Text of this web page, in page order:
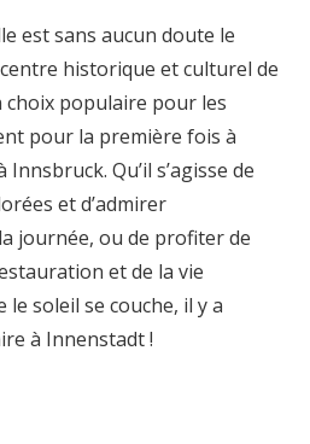
est sans aucun doute le
historique et culturel de
choix populaire pour les
pour la première fois à
Qu’il s’agisse de
et d’admirer
journée, ou de profiter de
et de la vie
soleil se couche, il y a
à Innenstadt !